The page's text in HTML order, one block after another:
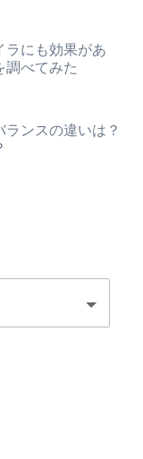
ラにも効果があ
調べてみた
ンスの違いは？